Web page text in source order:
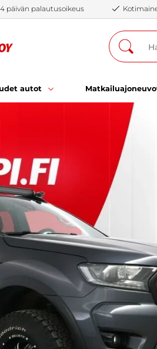
päivän palautusoikeus
autot